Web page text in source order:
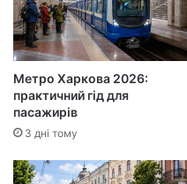
Метро Харкова 2026:
практичний гід для
пасажирів
3 дні тому